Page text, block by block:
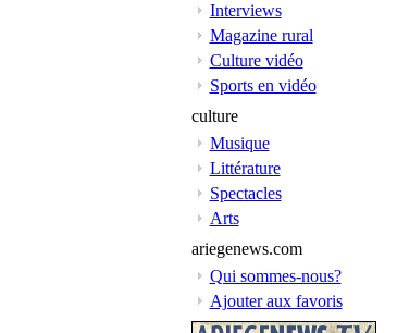
Interviews
Magazine rural
Culture vidéo
Sports en vidéo
culture
Musique
Littérature
Spectacles
Arts
ariegenews.com
Qui sommes-nous?
Ajouter aux favoris